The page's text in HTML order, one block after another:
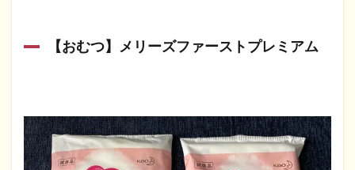
【おむつ】メリーズファーストプレミアム